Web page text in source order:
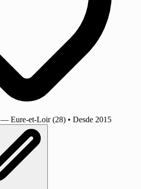
— Eure-et-Loir (28) • Desde 2015